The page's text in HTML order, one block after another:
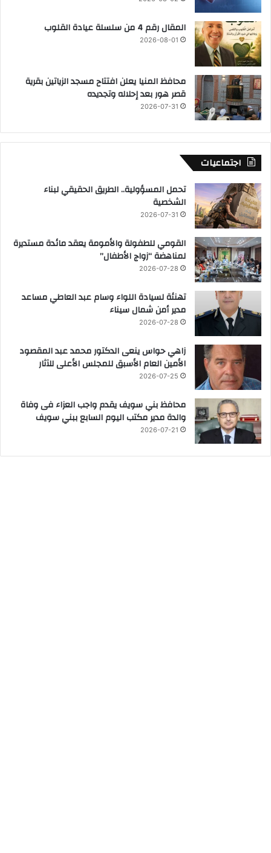
المقال رقم 4 من سلسلة عيادة القلوب
2026-08-01
محافظ المنيا يعلن افتتاح مسجد الزياتين بقرية
قصر هور بعد إحلاله وتجديده
2026-07-31
اجتماعيات
تحمل المسؤولية.. الطريق الحقيقي لبناء
الشخصية
2026-07-31
القومي للطفولة والأمومة يعقد مائدة مستديرة
لمناهضة “زواج الأطفال”
2026-07-28
تهنئة لسيادة اللواء وسام عبد العاطي مساعد
مدير أمن شمال سيناء
2026-07-28
زاهي حواس ينعى الدكتور محمد عبد المقصود
الأمين العام الأسبق للمجلس الأعلى للآثار
2026-07-25
محافظ بني سويف يقدم واجب العزاء فى وفاة
والدة مدير مكتب اليوم السابع ببني سويف
2026-07-21